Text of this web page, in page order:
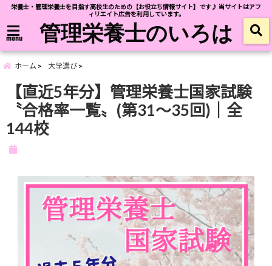
栄養士・管理栄養士を目指す高校生のための【お役立ち情報サイト】です♪ 当サイトはアフ
ィリエイト広告を利用しています。
menu 管理栄養士のいろは
ホーム 大学選び
【直近5年分】管理栄養士国家試験
〝合格率一覧〟(第31〜35回)｜全
144校